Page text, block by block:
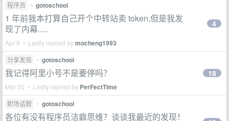
程序员 • gotoschool
1 年前我本打算自己开个中转站卖 token,但是我发
现了内幕.....
Apr 8 • Lastly replied bymocheng1993
4
分享发现 • gotoschool
我记得阿里小号不是要停吗？
Mar 30 • Lastly replied by PerFectTime
18
职场话题 • gotoschool
各位有没有程序员洁癖思维？谈谈我最近的发现！